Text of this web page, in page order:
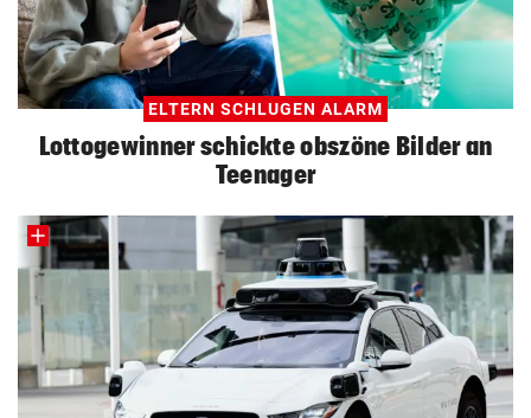
ELTERN SCHLUGEN ALARM
Lottogewinner schickte obszöne Bilder an
Teenager